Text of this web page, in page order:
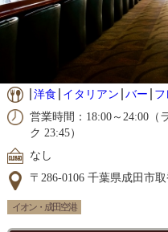
洋食 イタリアン バー フ
営業時間：18:00～24:00（
ク 23:45）
なし
〒286-0106 千葉県成田市
イオン・成田空港